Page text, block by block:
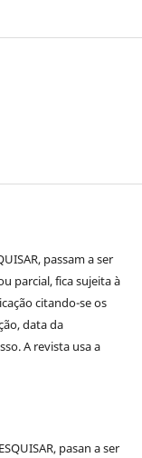
passam a ser
parcial, fica sujeita à
citando-se os
data da
A revista usa a
pasan a ser